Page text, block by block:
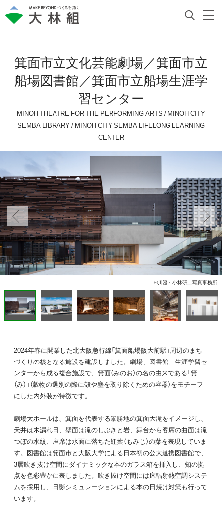
箕面市立文化芸能劇場／箕面市立
船場図書館／箕面市立船場生涯学
習センター
MINOH THEATRE FOR THE PERFORMING ARTS / MINOH CITY
SEMBA LIBRARY / MINOH CITY SEMBA LIFELONG LEARNING
CENTER
©川澄・小林研二写真事務所
2024年春に開業した北大阪急行線「箕面船場阪大前駅」周辺のまち
づくりの核となる施設を建設しました。劇場、図書館、生涯学習セ
ンターから成る複合施設で、箕面（みのお）の名の由来である「箕
（み）」（穀物の選別の際に殻や塵を取り除くための容器）をモチーフ
にした内外装が特徴です。
劇場大ホールは、箕面を代表する景勝地の箕面大滝をイメージし、
天井は木漏れ日、壁面は滝のしぶきと岩、舞台から客席の曲面は滝
つぼの水紋、座席は水面に落ちた紅葉（もみじ）の葉を表現していま
す。図書館は箕面市と大阪大学による日本初の公大連携図書館で、
3層吹き抜け空間にダイナミックな本のガラス箱を挿入し、知の拠
点を色彩豊かに表しました。吹き抜け空間には床輻射熱空調システ
ムを採用し、日影シミュレーションによる本の日焼け対策も行って
います。